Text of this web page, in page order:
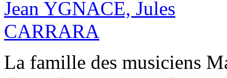
La famille des musiciens